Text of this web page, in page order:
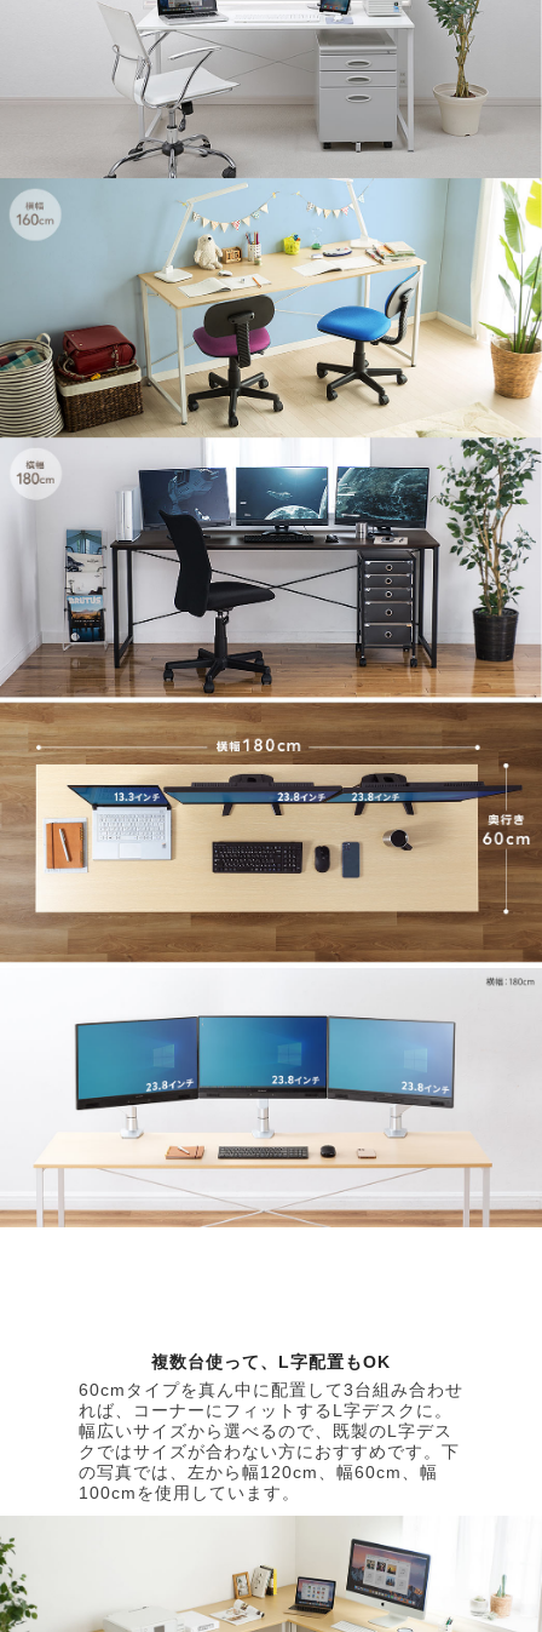
複数台使って、L字配置もOK
60cmタイプを真ん中に配置して3台組み合わせ
れば、コーナーにフィットするL字デスクに。
幅広いサイズから選べるので、既製のL字デス
クではサイズが合わない方におすすめです。下
の写真では、左から幅120cm、幅60cm、幅
100cmを使用しています。